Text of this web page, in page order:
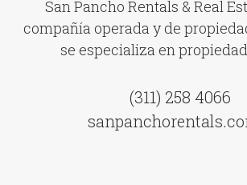
San Pancho Rentals & Real
compañía operada y de
se especializa en
(311) 258 4066